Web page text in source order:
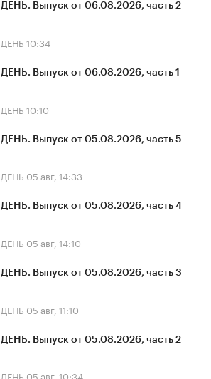
ДЕНЬ. Выпуск от 06.08.2026, часть 2
ДЕНЬ 10:34
ДЕНЬ. Выпуск от 06.08.2026, часть 1
ДЕНЬ 10:10
ДЕНЬ. Выпуск от 05.08.2026, часть 5
ДЕНЬ 05 авг, 14:33
ДЕНЬ. Выпуск от 05.08.2026, часть 4
ДЕНЬ 05 авг, 14:10
ДЕНЬ. Выпуск от 05.08.2026, часть 3
ДЕНЬ 05 авг, 11:10
ДЕНЬ. Выпуск от 05.08.2026, часть 2
ДЕНЬ 05 авг, 10:34